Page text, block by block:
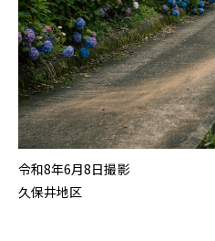
令和8年6月8日撮影
久保井地区